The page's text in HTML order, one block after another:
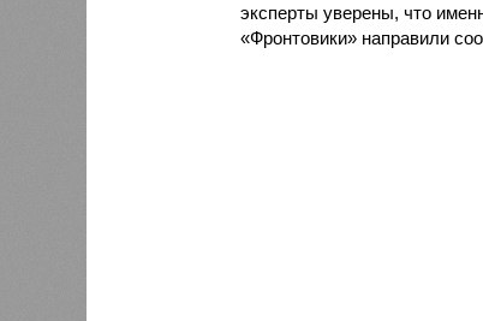
эксперты уверены, что
«Фронтовики» направили